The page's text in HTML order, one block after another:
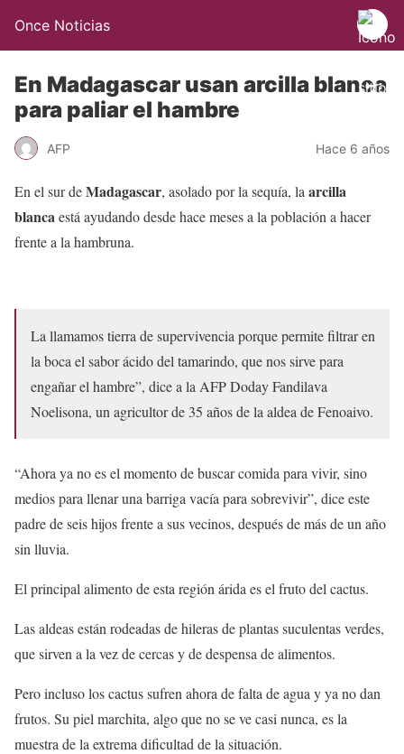
Once Noticias
En Madagascar usan arcilla blanca
para paliar el hambre
AFP Hace 6 años
En el sur deMadagascar, asolado por la sequía, la arcilla
blancaestá ayudando desde hace meses a la población a hacer
frente a la hambruna.
La llamamos tierra de supervivencia porque permite filtrar en
la boca el sabor ácido del tamarindo, que nos sirve para
engañar el hambre”, dice a la AFP Doday Fandilava
Noelisona, un agricultor de 35 años de la aldea de Fenoaivo.
“Ahora ya no es el momento de buscar comida para vivir, sino
medios para llenar una barriga vacía para sobrevivir”, dice este
padre de seis hijos frente a sus vecinos, después de más de un año
sin lluvia.
El principal alimento de esta región árida es el fruto del cactus.
Las aldeas están rodeadas de hileras de plantas suculentas verdes,
que sirven a la vez de cercas y de despensa de alimentos.
Pero incluso los cactus sufren ahora de falta de agua y ya no dan
frutos. Su piel marchita, algo que no se ve casi nunca, es la
muestra de la extrema dificultad de la situación.